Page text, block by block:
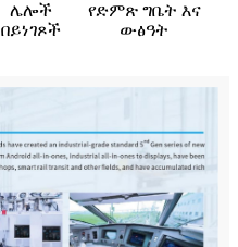
ሌሎች
በይነገጾች
የድምጽ ግቤት እና
ውፅዓት